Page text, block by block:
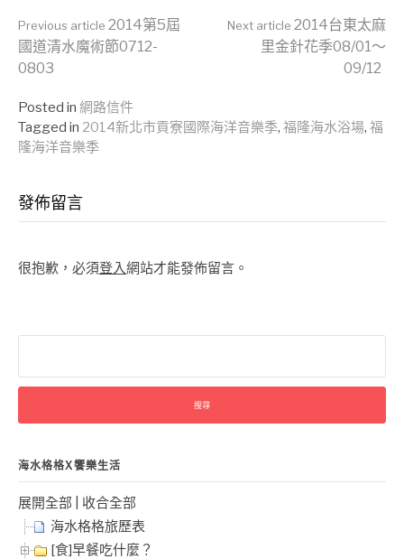
Continue
Reading
Previous article 2014第5屆
國道清水魔術節0712-
0803
Next article 2014台東太麻
里金針花季08/01～
09/12
Posted in 網路信件
Tagged in 2014新北市貢寮國際海洋音樂季, 福隆海水浴場, 福
隆海洋音樂季
發佈留言
很抱歉，必須登入網站才能發佈留言。
關
字:
海水格格X饗樂生活
展開全部
收合全部
海水格格旅歷表
[食]早餐吃什麼？